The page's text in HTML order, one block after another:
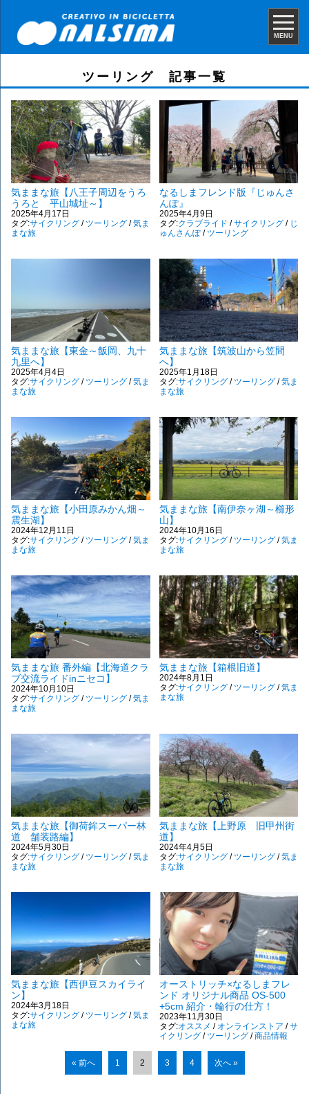
MENU
ツーリング 記事一覧
気ままな旅【八王子周辺をうろ
うろと 平山城址～】
2025年4月17日
タグ:サイクリング/ ツーリング/気ま
まな旅
なるしまフレンド版『じゅんさ
んぽ』
2025年4月9日
タグ:クラブライド /サイクリング/ じ
ゅんさんぽ/ ツーリング
気ままな旅【東金～飯岡、九十
九里へ】
2025年4月4日
タグ:サイクリング/ ツーリング/気ま
まな旅
気ままな旅【筑波山から笠間
へ】
2025年1月18日
タグ:サイクリング/ ツーリング/気ま
まな旅
気ままな旅【小田原みかん畑～
震生湖】
2024年12月11日
タグ:サイクリング/ ツーリング/気ま
まな旅
気ままな旅【南伊奈ヶ湖～櫛形
山】
2024年10月16日
タグ:サイクリング/ ツーリング/気ま
まな旅
気ままな旅 番外編【北海道クラ
ブ交流ライドinニセコ】
2024年10月10日
タグ:サイクリング/ ツーリング/気ま
まな旅
気ままな旅【箱根旧道】
2024年8月1日
タグ:サイクリング/ ツーリング/気ま
まな旅
気ままな旅【御荷鉾スーパー林
道 舗装路編】
2024年5月30日
タグ:サイクリング/ ツーリング/気ま
まな旅
気ままな旅【上野原 旧甲州街
道】
2024年4月5日
タグ:サイクリング/ ツーリング/気ま
まな旅
気ままな旅【西伊豆スカイライ
ン】
2024年3月18日
タグ:サイクリング/ ツーリング/気ま
まな旅
オーストリッチ×なるしまフレ
ンド オリジナル商品 OS-500
+5cm 紹介・輪行の仕方！
2023年11月30日
タグ:オススメ / オンラインストア /サ
イクリング/ ツーリング/商品情報
« 前へ 1 2 3 4 次へ »